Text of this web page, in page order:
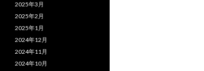
2025年3月
2025年2月
2025年1月
2024年12月
2024年11月
2024年10月